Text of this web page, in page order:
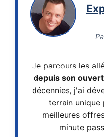
Je parcours les
depuis son
décennies, j'ai
terrain unique
meilleures
minute